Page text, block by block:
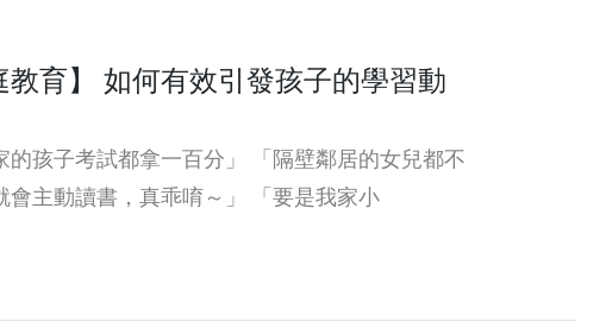
教育】 如何有效引發孩子的學習動
的孩子考試都拿一百分」 「隔壁鄰居的女兒都不
會主動讀書，真乖唷～」 「要是我家小